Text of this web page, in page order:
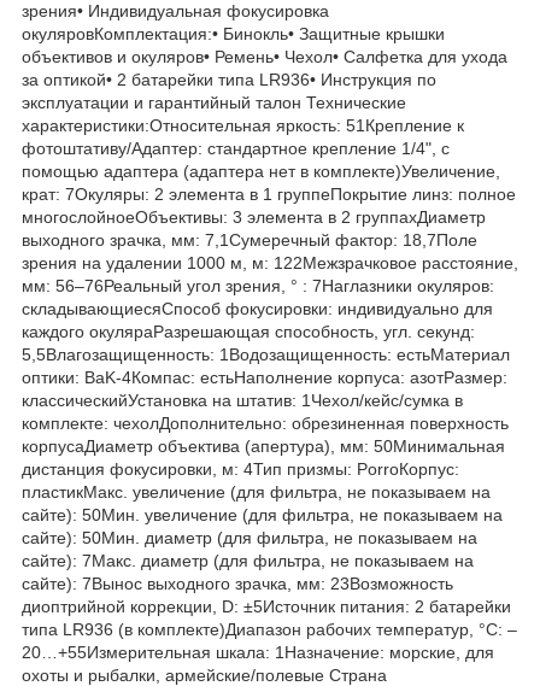
зрения• Индивидуальная фокусировка
окуляровКомплектация:• Бинокль• Защитные крышки
объективов и окуляров• Ремень• Чехол• Салфетка для ухода
за оптикой• 2 батарейки типа LR936• Инструкция по
эксплуатации и гарантийный талон Технические
характеристики:Относительная яркость: 51Крепление к
фотоштативу/Адаптер: стандартное крепление 1/4", с
помощью адаптера (адаптера нет в комплекте)Увеличение,
крат: 7Окуляры: 2 элемента в 1 группеПокрытие линз: полное
многослойноеОбъективы: 3 элемента в 2 группахДиаметр
выходного зрачка, мм: 7,1Сумеречный фактор: 18,7Поле
зрения на удалении 1000 м, м: 122Межзрачковое расстояние,
мм: 56–76Реальный угол зрения, ° : 7Наглазники окуляров:
складывающиесяСпособ фокусировки: индивидуально для
каждого окуляраРазрешающая способность, угл. секунд:
5,5Влагозащищенность: 1Водозащищенность: естьМатериал
оптики: BaK-4Компас: естьНаполнение корпуса: азотРазмер:
классическийУстановка на штатив: 1Чехол/кейс/сумка в
комплекте: чехолДополнительно: обрезиненная поверхность
корпусаДиаметр объектива (апертура), мм: 50Минимальная
дистанция фокусировки, м: 4Тип призмы: PorroКорпус:
пластикМакс. увеличение (для фильтра, не показываем на
сайте): 50Мин. увеличение (для фильтра, не показываем на
сайте): 50Мин. диаметр (для фильтра, не показываем на
сайте): 7Макс. диаметр (для фильтра, не показываем на
сайте): 7Вынос выходного зрачка, мм: 23Возможность
диоптрийной коррекции, D: ±5Источник питания: 2 батарейки
типа LR936 (в комплекте)Диапазон рабочих температур, °С: –
20…+55Измерительная шкала: 1Назначение: морские, для
охоты и рыбалки, армейские/полевые Страна